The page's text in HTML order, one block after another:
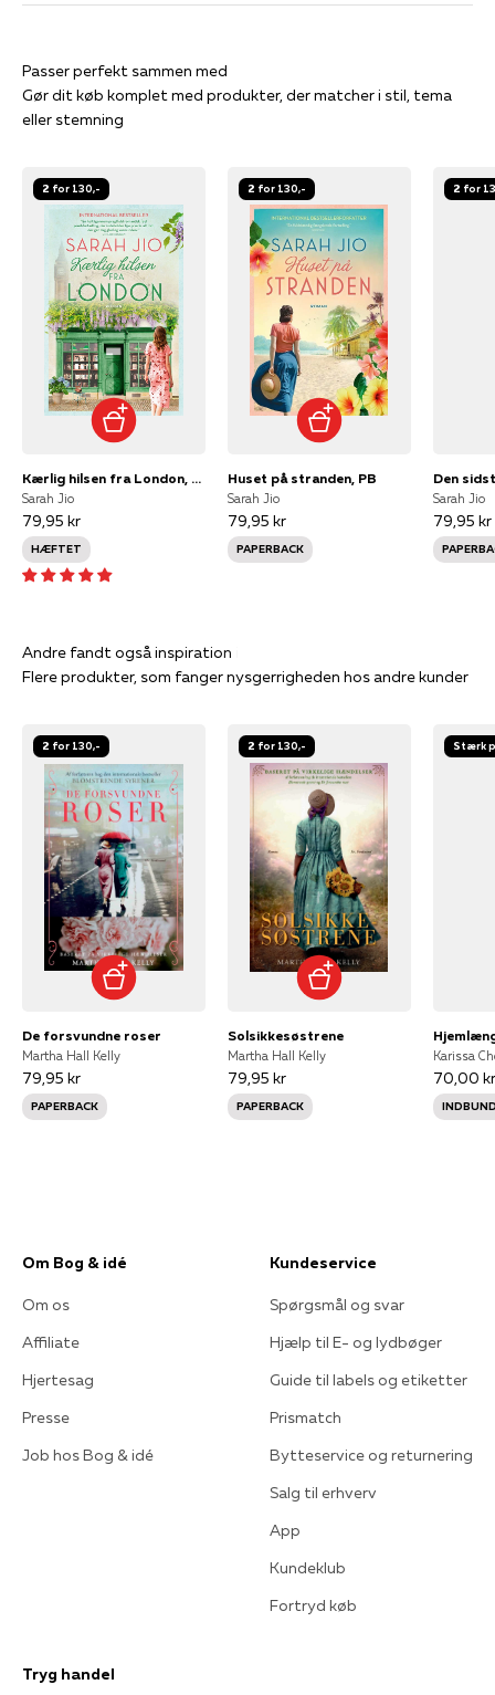
Gør dit køb komplet med produkter, der matcher i stil, tema
eller stemning
2 for 130,-
Kærlig hilsen fra London, PB
Sarah Jio
79,95 kr
HÆFTET
2 for 130,-
Huset på stranden, PB
Sarah Jio
79,95 kr
PAPERBACK
2 for
Den
Sarah Jio
79,95 kr
Flere produkter, som fanger nysgerrigheden hos andre kunder
2 for 130,-
De forsvundne roser
Martha Hall Kelly
79,95 kr
PAPERBACK
2 for 130,-
Solsikkesøstrene
Martha Hall Kelly
79,95 kr
PAPERBACK
Stærk
Karissa
70,00 kr
Om Bog & idé
Om os
Affiliate
Hjertesag
Presse
Job hos Bog & idé
Kundeservice
Spørgsmål og svar
Hjælp til E- og lydbøger
Guide til labels og etiketter
Prismatch
Bytteservice og returnering
Salg til erhverv
App
Kundeklub
Fortryd køb
Tryg handel